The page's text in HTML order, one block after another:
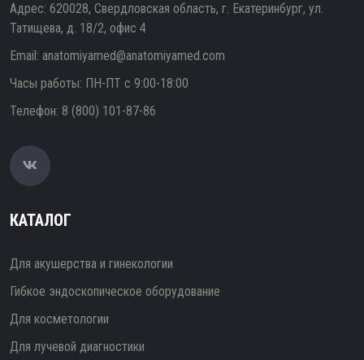
Адрес: 620028, Свердловская область, г. Екатеринбург, ул.
Татищева, д. 18/2, офис 4
Email: anatomiyamed@anatomiyamed.com
Часы работы: ПН-ПТ с 9:00-18:00
Телефон: 8 (800) 101-87-86
КАТАЛОГ
Для акушерства и гинекологии
Гибкое эндоскопическое оборудование
Для косметологии
Для лучевой диагностики